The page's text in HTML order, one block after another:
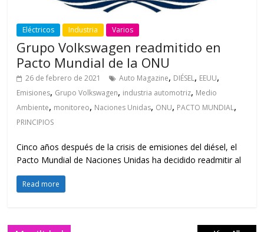
Eléctricos Industria Varios
Grupo Volkswagen readmitido en
Pacto Mundial de la ONU
26 de febrero de 2021 Auto Magazine, DIÉSEL, EEUU,
Emisiones, Grupo Volkswagen, industria automotriz, Medio
Ambiente, monitoreo, Naciones Unidas, ONU, PACTO MUNDIAL,
PRINCIPIOS
Cinco años después de la crisis de emisiones del diésel, el
Pacto Mundial de Naciones Unidas ha decidido readmitir al
Read more